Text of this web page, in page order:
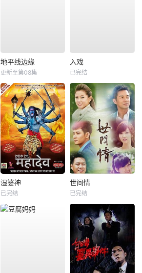
地平线边缘
更新至第08集
入戏
已完结
湿婆神
已完结
世间情
已完结